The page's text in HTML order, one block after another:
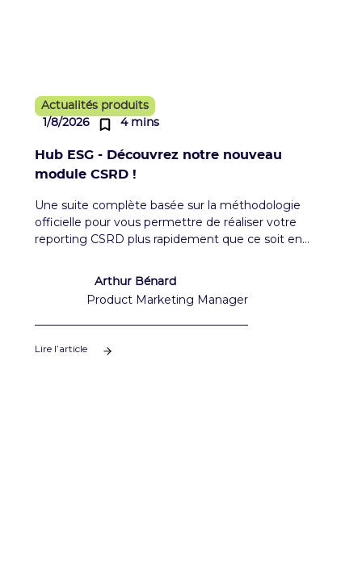
Actualités produits
1/8/2026
4 mins
Hub ESG - Découvrez notre nouveau
module CSRD !
Une suite complète basée sur la méthodologie
officielle pour vous permettre de réaliser votre
reporting CSRD plus rapidement que ce soit en
Arthur Bénard
Product Marketing Manager
Lire l’article